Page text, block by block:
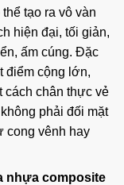
tạo ra vô vàn
hiện đại, tối giản,
ấm cúng. Đặc
điểm cộng lớn,
cách chân thực vẻ
phải đối mặt
cong vênh hay
nhựa composite